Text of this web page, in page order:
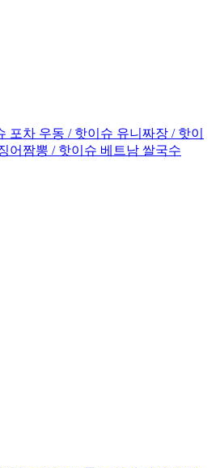
포차 우동 / 핫이슈 유니짜장 / 핫이
어짬뽕 / 핫이슈 베트남 쌀국수